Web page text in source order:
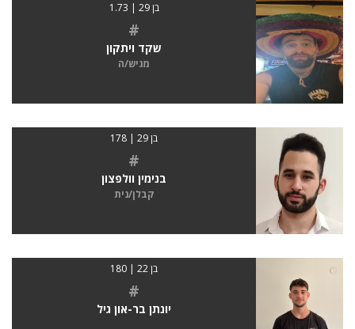
בן 29 | 1.73
#
שקד ויתקון
מגיש/ה
בן 29 | 178
#
בנימין וולפצון
קבלן/נית
בן 22 | 180
#
יונתן בר-און גיל